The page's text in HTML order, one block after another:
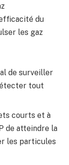
du
les gaz
de surveiller
tout
courts et à
de atteindre la
les particules